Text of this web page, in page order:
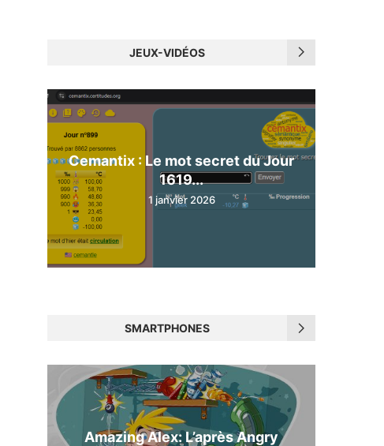
JEUX-VIDÉOS
Cemantix : Le mot secret du Jour
1619...
1 janvier 2026
SMARTPHONES
Amazing Alex: L’après Angry